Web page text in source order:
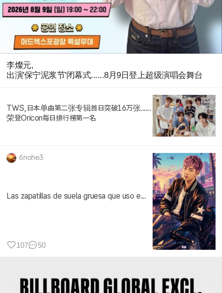
李燦元,
出演'保宁泥浆节'闭幕式......8月9日登上超级演唱会舞台
TWS,日本单曲第二张专辑首日突破16万张......
荣登Oricon每日排行榜第一名
6nohe3
Las zapatillas de suela gruesa que uso e...
107 50